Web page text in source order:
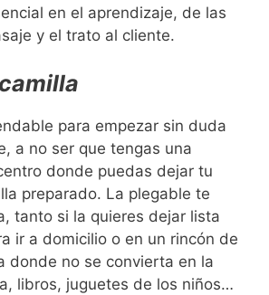
en el aprendizaje, de las
y el trato al cliente.
para empezar sin duda
a no ser que tengas una
donde puedas dejar tu
preparado. La plegable te
tanto si la quieres dejar lista
ir a domicilio o en un rincón de
donde no se convierta en la
libros, juguetes de los niños…